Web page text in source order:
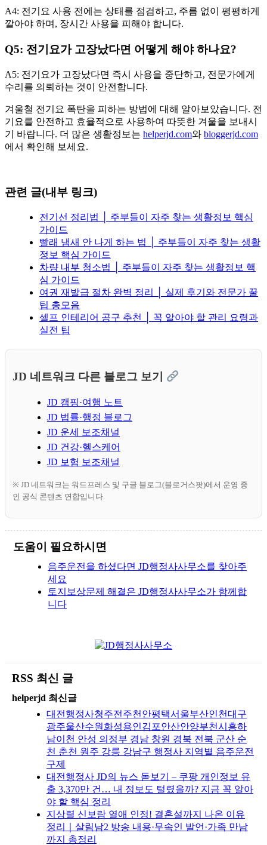
A4: 전기요 사용 전에는 상태를 점검하고, 주름 없이 평평하게
깔아야 하며, 장시간 사용을 피해야 합니다.
Q5: 전기요가 고장났다면 어떻게 해야 하나요?
A5: 전기요가 고장났다면 즉시 사용을 중단하고, 전문가에게
수리를 의뢰하는 것이 안전합니다.
겨울철 전기요 폭탄을 피하는 방법에 대해 알아보았습니다. 전
기요를 안전하고 효율적으로 사용하여 따뜻한 겨울을 보내시
기 바랍니다. 더 많은 생활정보는 helperjd.com와 bloggerjd.com
에서 확인해 보세요.
관련 글(내부 링크)
전기선 정리법 │ 주부들이 자주 찾는 생활정보 핵심
가이드
빨래 냄새 안 나게 하는 법 │ 주부들이 자주 찾는 생활
정보 핵심 가이드
차량 내부 청소법 │ 주부들이 자주 찾는 생활정보 핵
심 가이드
여권 재발급 절차 완벽 정리 │ 실제 후기와 전문가 꿀
팁 총모음
셀프 인테리어 공구 추천 │ 꼭 알아야 할 관리 요령과
실전 팁
JD 네트워크 다른 블로그 보기
JD 캠핑·여행 노트
JD 법률·행정 블로그
JD 운세 보조채널
JD 건강·헬스케어
JD 보험 보조채널
※ JD 네트워크는 워드프레스 및 구글 블로그(블로거스팟)에서 운영 중
인 공식 콘텐츠 연합입니다.
도움이 필요하시면
음주운전을 하셨다면 JD행정사사무소를 찾아주
세요
토지보상문제 해결은 JD행정사사무소가 함께합
니다
RSS 최신 글
helperjd 최신글
대전행정사청주전주천안평택서울부산인천대구
광주울산수원화성용인김포안산안양부천시흥하
남이천 안성 의정부 경남 창원 경북 전북 군산 순
천 춘천 원주 강릉 강남구 행정사 지역별 음주운전
구제
대전행정사 JD의 뉴스 돋보기 – 쿠팡 개인정보 유
출 3,370만 건… 내 정보도 털렸을까? 지금 꼭 알아
야 할 핵심 정리
지상렬 신보람 열애 인정! 결혼설까지 나온 이유
정리｜살림남2 방송 내용·무속인 발언·가족 만남
까지 총정리